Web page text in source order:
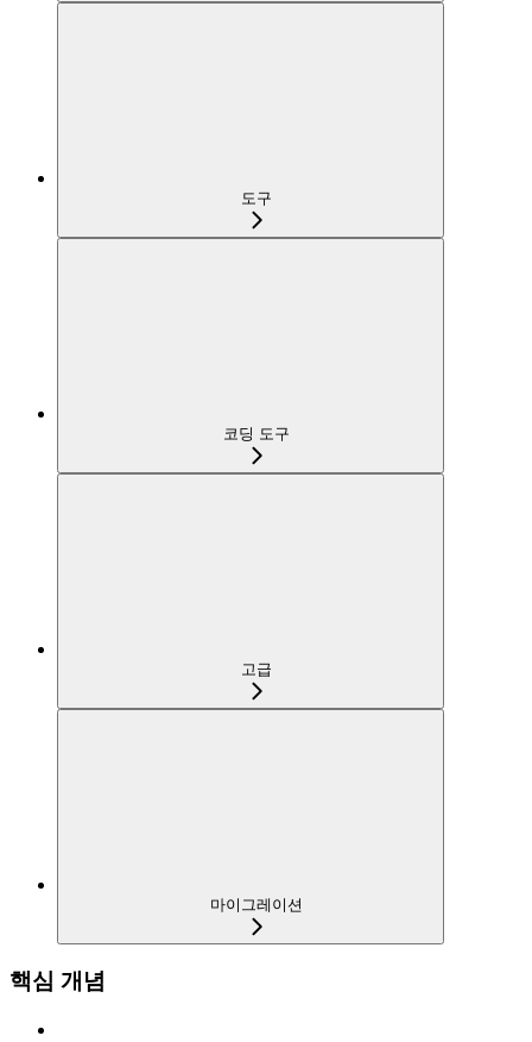
도구
코딩 도구
고급
마이그레이션
핵심 개념